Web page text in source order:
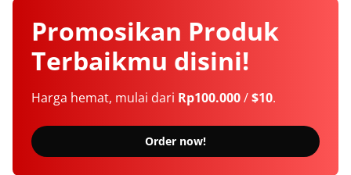
Promosikan Produk
Terbaikmu disini!
Harga hemat, mulai dari Rp100.000/$10.
Order now!